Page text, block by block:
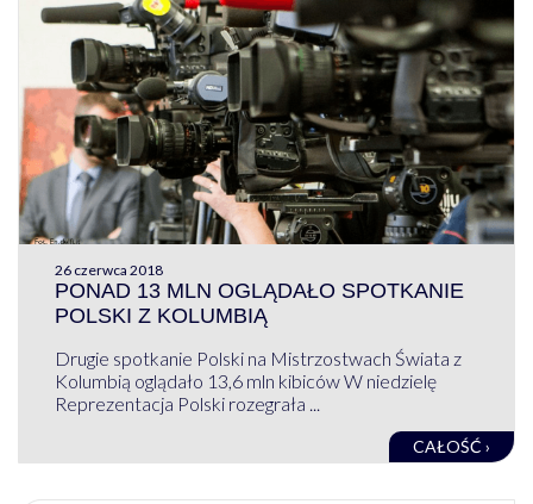
26 czerwca 2018
PONAD 13 MLN OGLĄDAŁO SPOTKANIE
POLSKI Z KOLUMBIĄ
Drugie spotkanie Polski na Mistrzostwach Świata z
Kolumbią oglądało 13,6 mln kibiców W niedzielę
Reprezentacja Polski rozegrała ...
CAŁOŚĆ ›